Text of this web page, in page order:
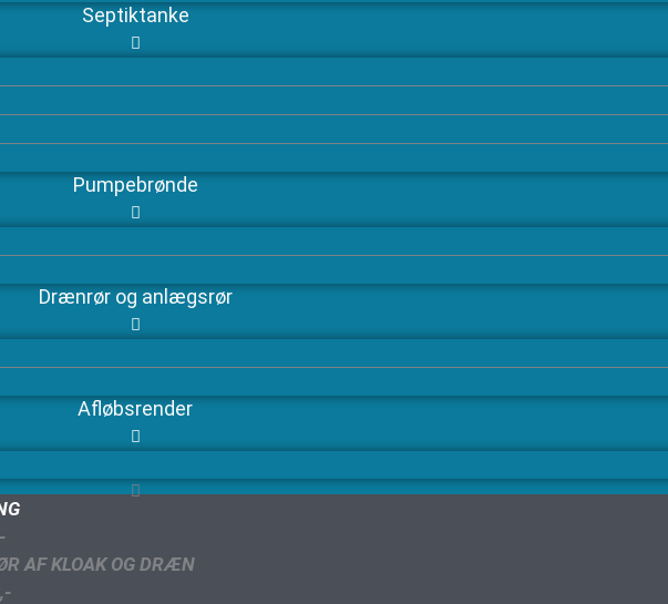
Septiktanke
Pumpebrønde
Drænrør og anlægsrør
Afløbsrender
AF KLOAK OG DRÆN